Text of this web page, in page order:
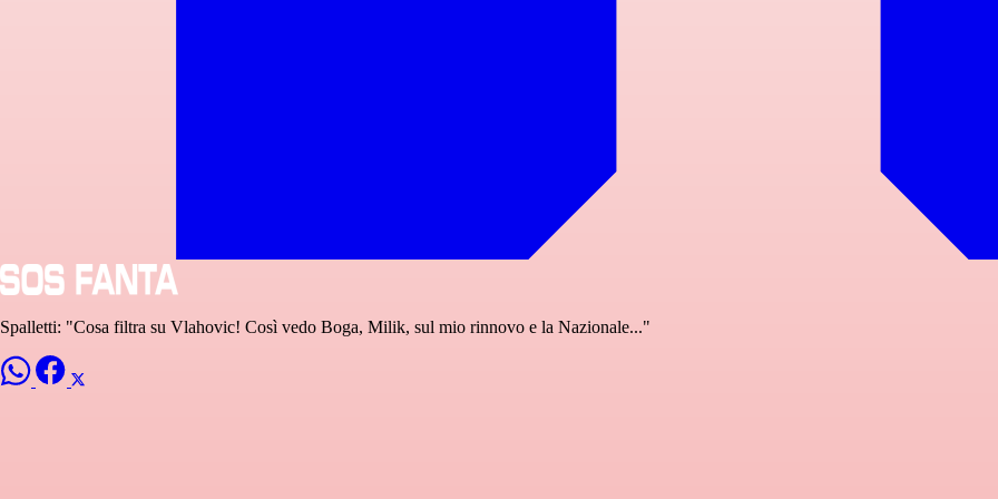
Spalletti: "Cosa filtra su Vlahovic! Così vedo Boga, Milik, sul mio rinnovo e la Nazionale..."